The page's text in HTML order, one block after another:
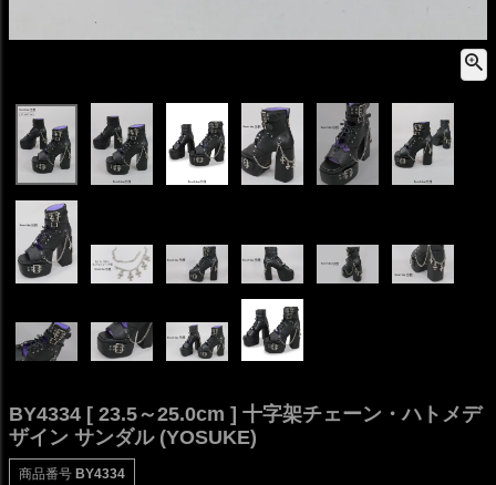
BY4334 [ 23.5～25.0cm ] 十字架チェーン・ハトメデ
ザイン サンダル (YOSUKE)
商品番号 BY4334